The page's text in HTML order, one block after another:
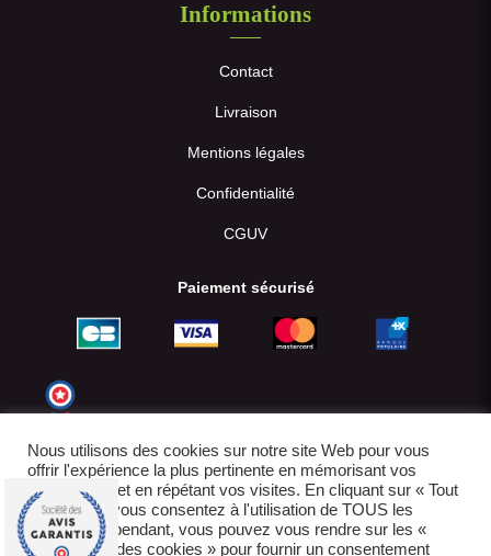
Informations
Contact
Livraison
Mentions légales
Confidentialité
CGUV
Paiement sécurisé
Nous utilisons des cookies sur notre site Web pour vous
offrir l'expérience la plus pertinente en mémorisant vos
préférences et en répétant vos visites. En cliquant sur « Tout
accepter », vous consentez à l'utilisation de TOUS les
cookies. Cependant, vous pouvez vous rendre sur les «
Paramètres des cookies » pour fournir un consentement